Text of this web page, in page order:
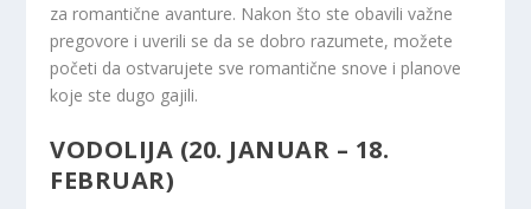
za romantične avanture. Nakon što ste obavili važne
pregovore i uverili se da se dobro razumete, možete
početi da ostvarujete sve romantične snove i planove
koje ste dugo gajili.
VODOLIJA (20. JANUAR – 18.
FEBRUAR)